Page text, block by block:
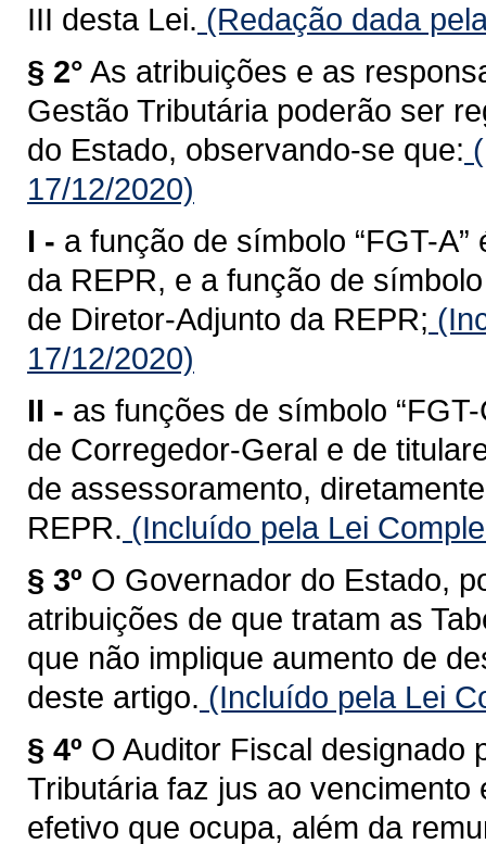
III desta Lei. (Redação dada
§ 2° As atribuições e as
Gestão Tributária poderão ser
do Estado, observando-se que:
17/12/2020)
I - a função de símbolo “FGT-
da REPR, e a função de
de Diretor-Adjunto da REPR;
17/12/2020)
II - as funções de símbolo
de Corregedor-Geral e de
de assessoramento,
REPR. (Incluído pela Lei
§ 3º O Governador do Estado,
atribuições de que tratam as
que não implique aumento de
deste artigo. (Incluído pela Lei
§ 4º O Auditor Fiscal designado
Tributária faz jus ao
efetivo que ocupa, além da